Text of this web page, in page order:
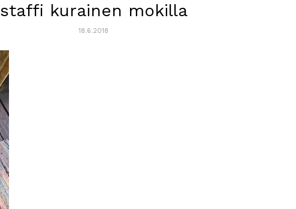
staffi kurainen mokilla
18.6.2018